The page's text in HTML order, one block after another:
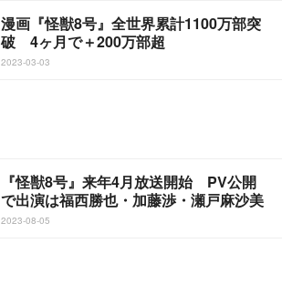
漫画『怪獣8号』全世界累計1100万部突
破 4ヶ月で＋200万部超
2023-03-03
『怪獣8号』来年4月放送開始 PV公開
で出演は福西勝也・加藤渉・瀬戸麻沙美
2023-08-05